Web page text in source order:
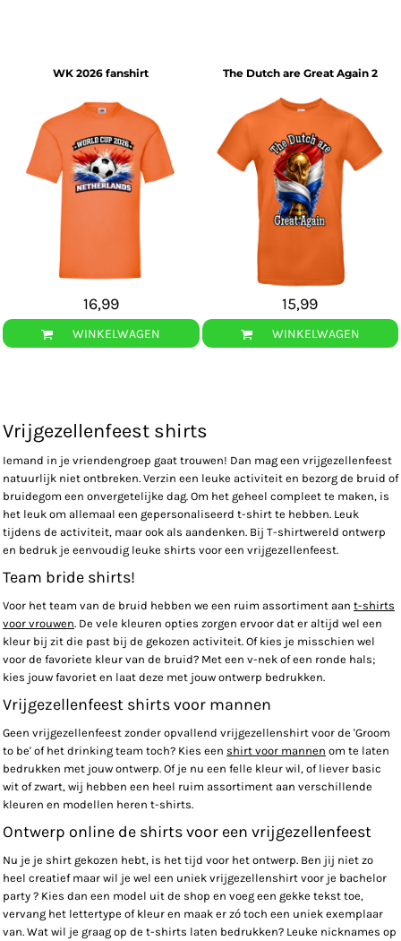
WK 2026 fanshirt
16,99
WINKELWAGEN
The Dutch are Great Again 2
15,99
WINKELWAGEN
Vrijgezellenfeest shirts
Iemand in je vriendengroep gaat trouwen! Dan mag een vrijgezellenfeest
natuurlijk niet ontbreken. Verzin een leuke activiteit en bezorg de bruid of
bruidegom een onvergetelijke dag. Om het geheel compleet te maken, is
het leuk om allemaal een gepersonaliseerd t-shirt te hebben. Leuk
tijdens de activiteit, maar ook als aandenken. Bij T-shirtwereld ontwerp
en bedruk je eenvoudig leuke shirts voor een vrijgezellenfeest.
Team bride shirts!
Voor het team van de bruid hebben we een ruim assortiment aan t-shirts
voor vrouwen. De vele kleuren opties zorgen ervoor dat er altijd wel een
kleur bij zit die past bij de gekozen activiteit. Of kies je misschien wel
voor de favoriete kleur van de bruid? Met een v-nek of een ronde hals;
kies jouw favoriet en laat deze met jouw ontwerp bedrukken.
Vrijgezellenfeest shirts voor mannen
Geen vrijgezellenfeest zonder opvallend vrijgezellenshirt voor de 'Groom
to be' of het drinking team toch? Kies een shirt voor mannen om te laten
bedrukken met jouw ontwerp. Of je nu een felle kleur wil, of liever basic
wit of zwart, wij hebben een heel ruim assortiment aan verschillende
kleuren en modellen heren t-shirts.
Ontwerp online de shirts voor een vrijgezellenfeest
Nu je je shirt gekozen hebt, is het tijd voor het ontwerp. Ben jij niet zo
heel creatief maar wil je wel een uniek vrijgezellenshirt voor je bachelor
party ? Kies dan een model uit de shop en voeg een gekke tekst toe,
vervang het lettertype of kleur en maak er zó toch een uniek exemplaar
van. Wat wil je graag op de t-shirts laten bedrukken? Leuke nicknames op